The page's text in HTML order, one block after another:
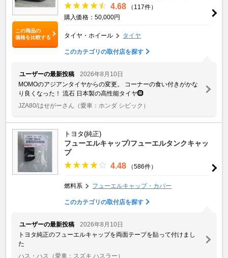
この商品の
価格を比較する
4.68
（117件）
購入価格：50,000円
タイヤ・ホイール タイヤ
このカテゴリの取付店を探す
ユーザーの最新投稿
2026年8月10日
MOMOのアジアンタイヤからの変更。 コーナーの食い付きがかな
り良くなった！ 流石 日本製の高性能タイヤ🛞
JZA80/はせがーさん （愛車：ホンダ シビック）
トヨタ(純正)
フューエルキャップ/フューエルタンクキャッ
プ
4.48 （586件）
燃料系 フューエルキャップ・カバー
このカテゴリの取付店を探す
ユーザーの最新投稿
2026年8月10日
トヨタ純正のフューエルキャップを両面テープを貼って付けまし
た
ハス・ハス
（愛車：スズキ ハスラー）